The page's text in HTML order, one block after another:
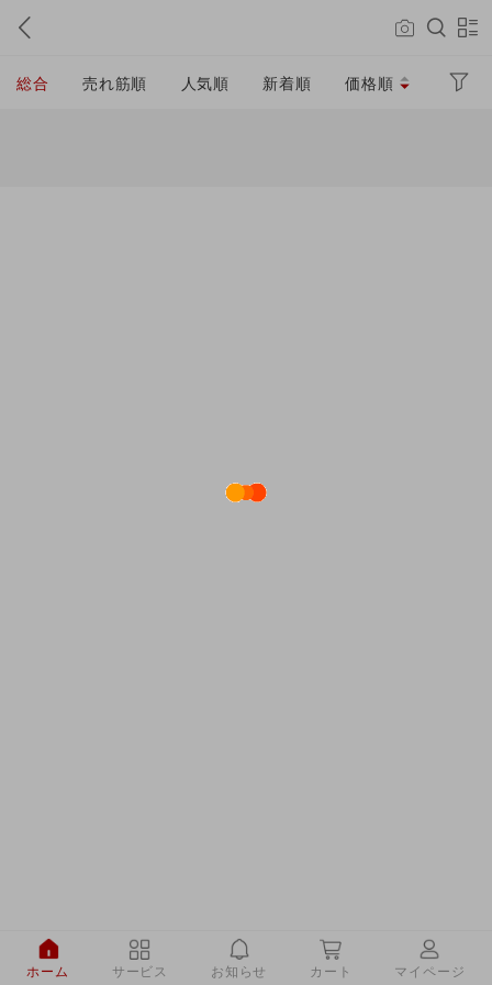
総合 売れ筋順 人気順 新着順 価格順
ホーム サービス お知らせ カート マイページ